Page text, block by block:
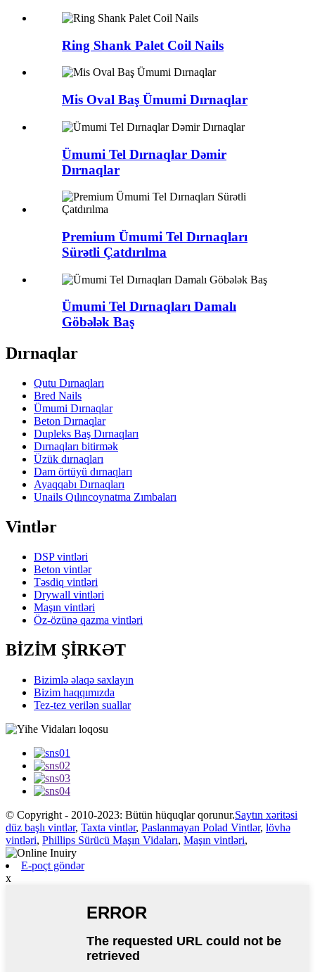
Ring Shank Palet Coil Nails
Mis Oval Baş Ümumi Dırnaqlar
Ümumi Tel Dırnaqlar Dəmir
Dırnaqlar
Premium Ümumi Tel Dırnaqları
Sürətli Çatdırılma
Ümumi Tel Dırnaqları Damalı
Göbələk Baş
Dırnaqlar
Qutu Dırnaqları
Bred Nails
Ümumi Dırnaqlar
Beton Dırnaqlar
Dupleks Baş Dırnaqları
Dırnaqları bitirmək
Üzük dırnaqları
Dam örtüyü dırnaqları
Ayaqqabı Dırnaqları
Unails Qılıncoynatma Zımbaları
Vintlər
DSP vintləri
Beton vintlər
Təsdiq vintləri
Drywall vintləri
Maşın vintləri
Öz-özünə qazma vintləri
BİZİM ŞİRKƏT
Bizimlə əlaqə saxlayın
Bizim haqqımızda
Tez-tez verilən suallar
© Copyright - 2010-2023: Bütün hüquqlar qorunur.Saytın xəritəsi
düz başlı vintlər, Taxta vintlər, Paslanmayan Polad Vintlər, lövhə
vintləri, Phillips Sürücü Maşın Vidaları, Maşın vintləri,
E-poçt göndər
x